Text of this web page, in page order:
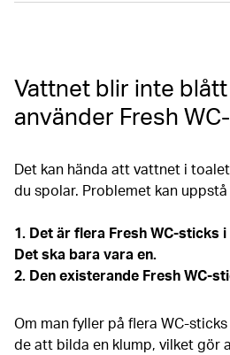
Vattnet blir inte
använder Fresh
Det kan hända att vattnet i
du spolar. Problemet kan uppstå
1. Det är flera Fresh WC-sticks
Det ska bara vara en.
2. Den existerande Fresh WC-
Om man fyller på flera WC-
de att bilda en klump, vilket gör